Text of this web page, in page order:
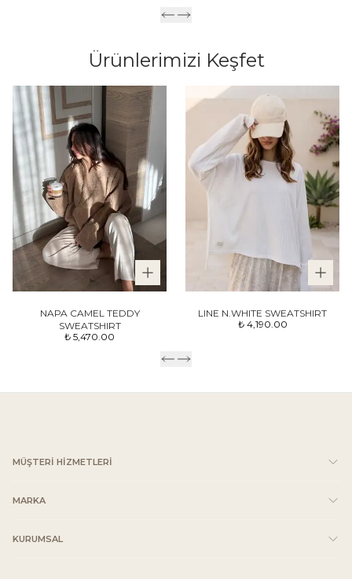
Ürünlerimizi Keşfet
NAPA CAMEL TEDDY
SWEATSHIRT
₺ 5,470.00
LINE N.WHITE SWEATSHIRT
₺ 4,190.00
MÜŞTERİ HİZMETLERİ
MARKA
KURUMSAL